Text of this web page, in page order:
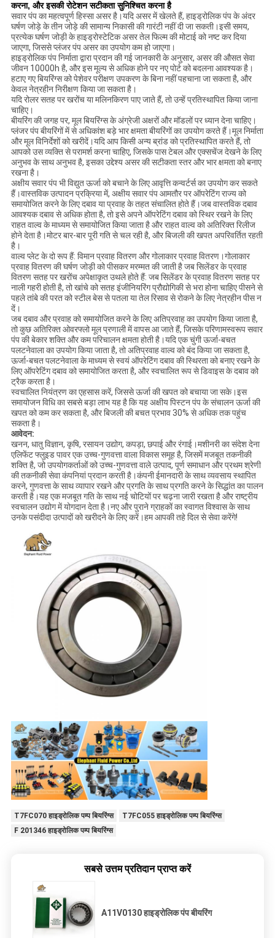
करना, और इसकी रोटेशन सटीकता सुनिश्चित करना है
सवार पंप का महत्वपूर्ण हिस्सा असर है।यदि असर में खेलते हैं, हाइड्रोलिक पंप के अंदर
घर्षण जोड़े के तीन जोड़े की सामान्य निकासी की गारंटी नहीं दी जा सकती।इसी समय,
प्रत्येक घर्षण जोड़ी के हाइड्रोस्टेटिक असर तेल फिल्म की मोटाई को नष्ट कर दिया
जाएगा, जिससे प्लंजर पंप असर का उपयोग कम हो जाएगा।
हाइड्रोलिक पंप निर्माता द्वारा प्रदान की गई जानकारी के अनुसार, असर की औसत सेवा
जीवन 10000h है, और इस मूल्य से अधिक होने पर नए पोर्ट को बदलना आवश्यक है।
हटाए गए बियरिंग्स को पेशेवर परीक्षण उपकरण के बिना नहीं पहचाना जा सकता है, और
केवल नेत्रहीन निरीक्षण किया जा सकता है।
यदि रोलर सतह पर खरोंच या मलिनकिरण पाए जाते हैं, तो उन्हें प्रतिस्थापित किया जाना
चाहिए।
बीयरिंग की जगह पर, मूल बियरिंग्स के अंग्रेजी अक्षरों और मॉडलों पर ध्यान देना चाहिए।
प्लंजर पंप बीयरिंगों में से अधिकांश बड़े भार क्षमता बीयरिंगों का उपयोग करते हैं।मूल निर्माता
और मूल विनिर्देशों को खरीदें।यदि आप किसी अन्य ब्रांड को प्रतिस्थापित करते हैं, तो
आपको उस व्यक्ति से परामर्श करना चाहिए, जिसके पास टेबल और एक्सचेंज देखने के लिए
अनुभव के साथ अनुभव है, इसका उद्देश्य असर की सटीकता स्तर और भार क्षमता को बनाए
रखना है।
अक्षीय सवार पंप भी विद्युत ऊर्जा को बचाने के लिए आवृत्ति कन्वर्टर्स का उपयोग कर सकते
हैं।वास्तविक उत्पादन प्रक्रिया में, अक्षीय सवार पंप आमतौर पर ऑपरेटिंग राज्य को
समायोजित करने के लिए दबाव या प्रवाह के तहत संचालित होते हैं।जब वास्तविक दबाव
आवश्यक दबाव से अधिक होता है, तो इसे अपने ऑपरेटिंग दबाव को स्थिर रखने के लिए
राहत वाल्व के माध्यम से समायोजित किया जाता है और राहत वाल्व को अतिरिक्त रिलीज
होने देता है।मोटर बार-बार पूरी गति से चल रही है, और बिजली की खपत अपरिवर्तित रहती
है।
वाल्व प्लेट के दो रूप हैं: विमान प्रवाह वितरण और गोलाकार प्रवाह वितरण।गोलाकार
प्रवाह वितरण की घर्षण जोड़ी को पीसकर मरम्मत की जाती है जब सिलेंडर के प्रवाह
वितरण सतह पर खरोंच अपेक्षाकृत उथले होते हैं: जब सिलेंडर के प्रवाह वितरण सतह पर
नाली गहरी होती है, तो खांचे को सतह इंजीनियरिंग प्रौद्योगिकी से भरा होना चाहिए पीसने से
पहले तांबे की परत को स्टील बेस से पतला या तेल रिसाव से रोकने के लिए नेत्रहीन पीस न
दें।
जब दबाव और प्रवाह को समायोजित करने के लिए अतिप्रवाह का उपयोग किया जाता है,
तो कुछ अतिरिक्त ओवरफ्लो मूल प्रणाली में वापस आ जाते हैं, जिसके परिणामस्वरूप सवार
पंप की बेकार शक्ति और कम परिचालन क्षमता होती है।यदि एक चुंगी ऊर्जा-बचत
पलटनेवाला का उपयोग किया जाता है, तो अतिप्रवाह वाल्व को बंद किया जा सकता है,
ऊर्जा-बचत पलटनेवाला के माध्यम से स्वयं ऑपरेटिंग दबाव की स्थिरता को बनाए रखने के
लिए ऑपरेटिंग दबाव को समायोजित करता है, और स्वचालित रूप से डिवाइस के दबाव को
ट्रैक करता है।
स्वचालित नियंत्रण का एहसास करें, जिससे ऊर्जा की खपत को बचाया जा सके।इस
समायोजन विधि का सबसे बड़ा लाभ यह है कि यह अक्षीय पिस्टन पंप के संचालन ऊर्जा की
खपत को कम कर सकता है, और बिजली की बचत प्रभाव 30% से अधिक तक पहुंच
सकता है।
आवेदन:
खनन, धातु विज्ञान, कृषि, रसायन उद्योग, कपड़ा, छपाई और रंगाई।मशीनरी का संदेश देना
एलिफेंट फ्लुइड पावर एक उच्च-गुणवत्ता वाला विकास समूह है, जिसमें मजबूत तकनीकी
शक्ति है, जो उपयोगकर्ताओं को उच्च-गुणवत्ता वाले उत्पाद, पूर्ण समाधान और प्रथम श्रेणी
की तकनीकी सेवा कंपनियां प्रदान करती है।कंपनी ईमानदारी के साथ व्यवसाय स्थापित
करने, गुणवत्ता के साथ व्यापार रखने और प्रगति के साथ प्रगति करने के सिद्धांत का पालन
करती है।यह एक मजबूत गति के साथ नई चोटियों पर चढ़ना जारी रखता है और राष्ट्रीय
स्वचालन उद्योग में योगदान देता है।नए और पुराने ग्राहकों का स्वागत विश्वास के साथ
उनके पसंदीदा उत्पादों को खरीदने के लिए करें।हम आपकी तहे दिल से सेवा करेंगे!
T7FC070 हाइड्रोलिक पम्प बियरिंग्स
T7FC055 हाइड्रोलिक पम्प बियरिंग्स
F 201346 हाइड्रोलिक पम्प बियरिंग्स
सबसे उत्तम प्रतिदान प्राप्त करें
A11V0130 हाइड्रोलिक पंप बीयरिंग